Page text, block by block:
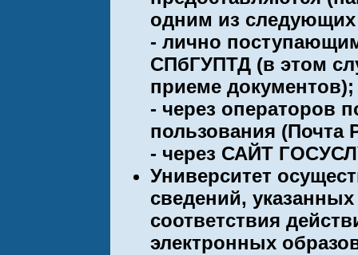
одним из
- лично
СПбГУПТД (в этом
приеме документов);
- через операторов
пользования (Почта
- через САЙТ
Университет
сведений,
соответствия
электронных